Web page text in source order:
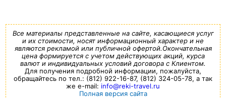
Все материалы представленные на сайте, касающиеся услуг
и их стоимости, носят информационный характер и не
являются рекламой или публичной офертой.Окончательная
цена формируется с учетом действующих акций, курса
валют и индивидуальных условий договора с Клиентом.
Для получения подробной информации, пожалуйста,
обращайтесь по тел.: (812) 922-16-87, (812) 324-05-78, а так
же e-mail: info@reki-travel.ru
Полная версия сайта